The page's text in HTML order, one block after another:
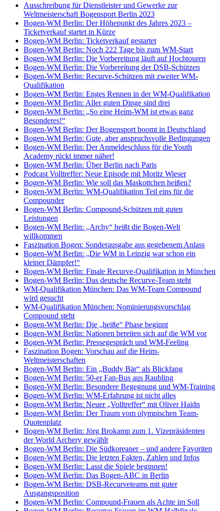
Ausschreibung für Dienstleister und Gewerke zur
Weltmeisterschaft Bogensport Berlin 2023
Bogen-WM Berlin: Der Höhepunkt des Jahres 2023 –
Ticketverkauf startet in Kürze
Bogen-WM Berlin: Ticketverkauf gestartet
Bogen-WM Berlin: Noch 222 Tage bis zum WM-Start
Bogen-WM Berlin: Die Vorbereitung läuft auf Hochtouren
Bogen-WM Berlin: Die Vorbereitung der DSB-Schützen
Bogen-WM Berlin: Recurve-Schützen mit zweiter WM-
Qualifikation
Bogen-WM Berlin: Enges Rennen in der WM-Qualifikation
Bogen-WM Berlin: Aller guten Dinge sind drei
Bogen-WM Berlin: „So eine Heim-WM ist etwas ganz
Besonderes!“
Bogen-WM Berlin: Der Bogensport boomt in Deutschland
Bogen-WM Berlin: Gute, aber anspruchsvolle Bedingungen
Bogen-WM Berlin: Der Anmeldeschluss für die Youth
Academy rückt immer näher!
Bogen-WM Berlin: Über Berlin nach Paris
Podcast Volltreffer: Neue Episode mit Moritz Wieser
Bogen-WM Berlin: Wie soll das Maskottchen heißen?
Bogen-WM Berlin: WM-Qualifikation Teil eins für die
Compounder
Bogen-WM Berlin: Compound-Schützen mit guten
Leistungen
Bogen-WM Berlin: „Archy“ heißt die Bogen-Welt
willkommen
Faszination Bogen: Sonderausgabe aus gegebenem Anlass
Bogen-WM Berlin: „Die WM in Leipzig war schon ein
kleiner Dämpfer!“
Bogen-WM Berlin: Finale Recurve-Qualifikation in München
Bogen-WM Berlin: Das deutsche Recurve-Team steht
WM-Qualifikation München: Das WM-Team Compound
wird gesucht
WM-Qualifikation München: Nominierungsvorschlag
Compound steht
Bogen-WM Berlin: Die „heiße“ Phase beginnt
Bogen-WM Berlin: Nationen bereiten sich auf die WM vor
Bogen-WM Berlin: Pressegespräch und WM-Feeling
Faszination Bogen: Vorschau auf die Heim-
Weltmeisterschaften
Bogen-WM Berlin: Ein „Buddy Bär“ als Blickfang
Bogen-WM Berlin: 50-er Fan-Bus aus Raubling
Bogen-WM Berlin: Besondere Begegnung und WM-Training
Bogen-WM Berlin: WM-Erfahrung ist nicht alles
Bogen-WM Berlin: Neuer „Volltreffer“ mit Oliver Haidn
Bogen-WM Berlin: Der Traum vom olympischen Team-
Quotenplatz
Bogen-WM Berlin: Jörg Brokamp zum 1. Vizepräsidenten
der World Archery gewählt
Bogen-WM Berlin: Die Südkoreaner – und andere Favoriten
Bogen-WM Berlin: Die letzten Fakten, Zahlen und Infos
Bogen-WM Berlin: Lasst die Spiele beginnen!
Bogen-WM Berlin: Das Bogen-ABC in Berlin
Bogen-WM Berlin: DSB-Recurveteams mit guter
Ausgangsposition
Bogen-WM Berlin: Compound-Frauen als Achte im Soll